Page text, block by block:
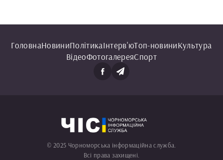
ГоловнаНовиниПолітикаІнтерв'юТоп-новиниКультура
ВідеоФотогалереяСпорт
© 2025 Чорноморська інформаційна служба.
Всі права захищені.